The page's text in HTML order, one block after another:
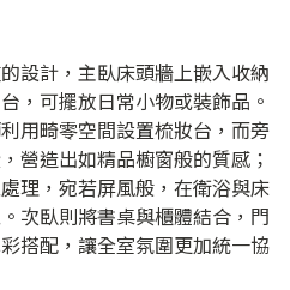
設計，主臥床頭牆上嵌入收納
，可擺放日常小物或裝飾品。
用畸零空間設置梳妝台，而旁
營造出如精品櫥窗般的質感；
理，宛若屏風般，在衛浴與床
次臥則將書桌與櫃體結合，門
搭配，讓全室氛圍更加統一協